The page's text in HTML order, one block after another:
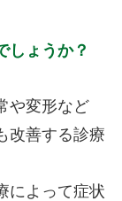
しょうか？
や変形など
改善する診療
によって症状